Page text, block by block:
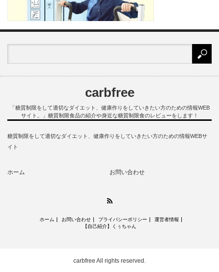
carbfree
「糖質制限をして適切なダイエット、健康作りをしていきたい方のための情報WEB
サイト。」糖質制限食品の紹介や身近な糖質制限食のレビューをします！
糖質制限をして適切なダイエット、健康作りをしていきたい方のための情報WEBサ
イト
ホーム お問い合わせ
ホーム お問い合わせ プライバシーポリシー
運営者情報
【自己紹介】くぅちゃん
carbfree All rights reserved.